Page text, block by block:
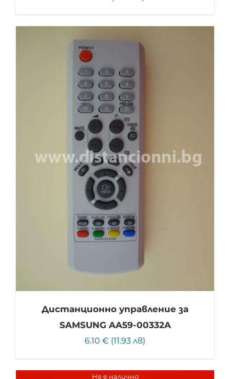
Дистанционно управление за
SAMSUNG AA59-00332A
6.10 € (11.93 лв)
Не е налично